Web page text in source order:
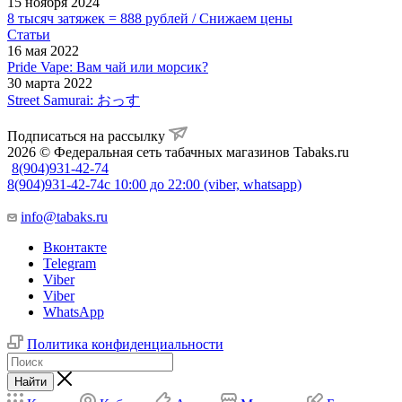
8 тысяч затяжек = 888 рублей / Снижаем цены
Статьи
16 мая 2022
Pride Vape: Вам чай или морсик?
30 марта 2022
Street Samurai: おっす
Подписаться на рассылку
2026 © Федеральная сеть табачных магазинов Tabaks.ru
8(904)931-42-74
8(904)931-42-74с 10:00 до 22:00 (viber, whatsapp)
info@tabaks.ru
Вконтакте
Telegram
Viber
Viber
WhatsApp
Политика конфиденциальности
Найти